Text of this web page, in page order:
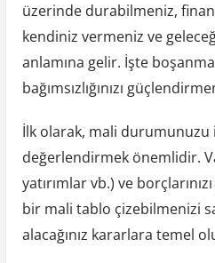
üzerinde durabilmeniz,
kendiniz vermeniz ve
anlamına gelir. İşte
bağımsızlığınızı
İlk olarak, mali durumunuzu
değerlendirmek önemlidir.
yatırımlar vb.) ve
bir mali tablo çizebilmenizi
alacağınız kararlara temel